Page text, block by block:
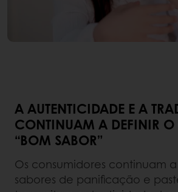
A AUTENTICIDADE E A
CONTINUAM A DEFINIR O
“BOM SABOR”
Os consumidores continuam
sabores de panificação e